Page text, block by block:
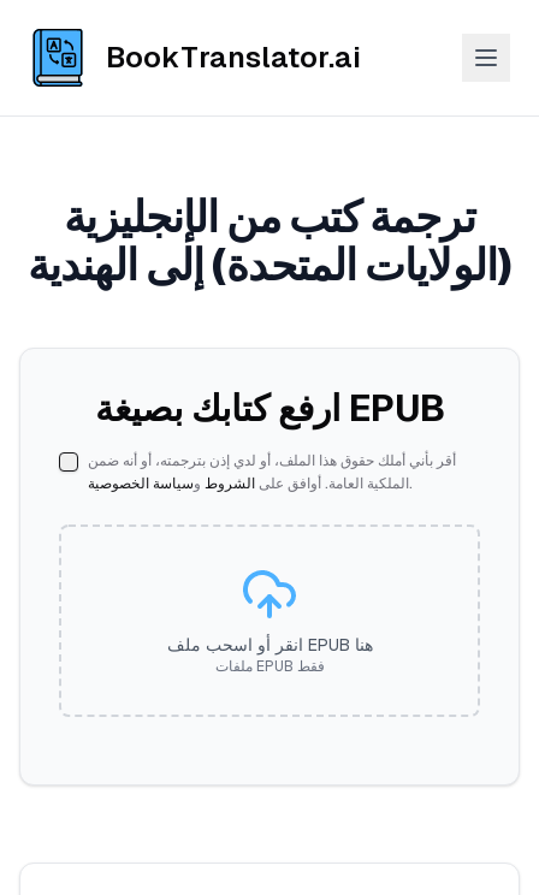
BookTranslator.ai
ترجمة كتب من الإنجليزية
(الولايات المتحدة) إلى الهندية
ارفع كتابك بصيغة EPUB
أقر بأني أملك حقوق هذا الملف، أو لدي إذن بترجمته، أو أنه ضمن
الملكية العامة. أوافق على الشروط وسياسة الخصوصية .
انقر أو اسحب ملف EPUB هنا
ملفات EPUB فقط